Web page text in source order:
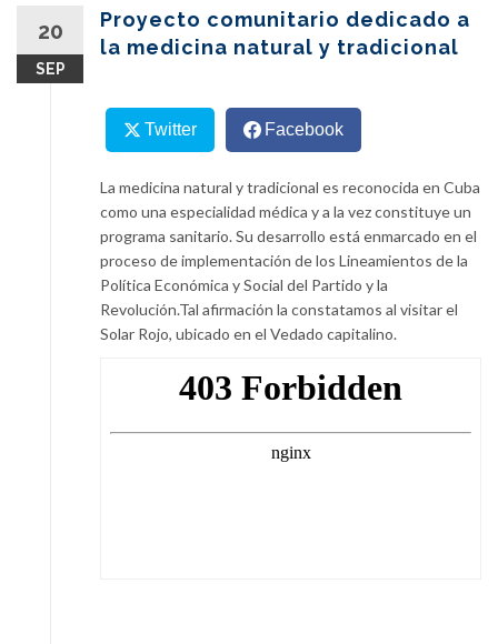
20
SEP
Proyecto comunitario dedicado a
la medicina natural y tradicional
Twitter Facebook
La medicina natural y tradicional es reconocida en Cuba
como una especialidad médica y a la vez constituye un
programa sanitario. Su desarrollo está enmarcado en el
proceso de implementación de los Lineamientos de la
Política Económica y Social del Partido y la
Revolución.Tal afirmación la constatamos al visitar el
Solar Rojo, ubicado en el Vedado capitalino.